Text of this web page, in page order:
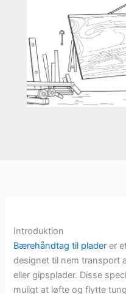
Introduktion
Bærehåndtag til plader er
designet til nem transport
eller gipsplader. Disse
muligt at løfte og flytte